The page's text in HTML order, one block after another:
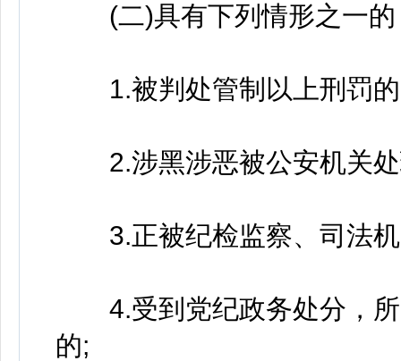
(二)具有下列情形之一的
1.被判处管制以上刑罚
2.涉黑涉恶被公安机关处
3.正被纪检监察、司法机
4.受到党纪政务处分，所
的;